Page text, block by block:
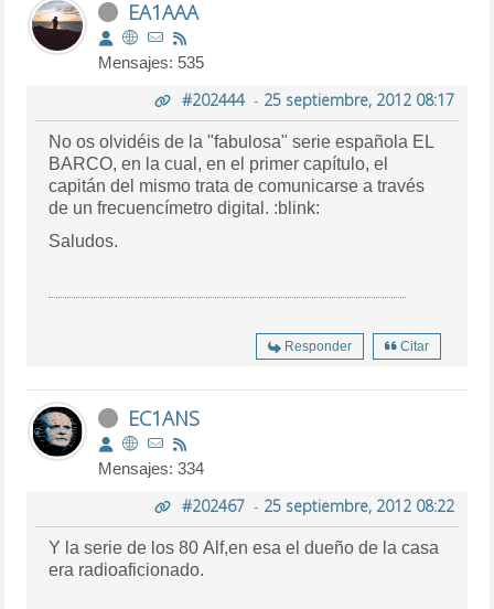
EA1AAA
Mensajes: 535
#202444- 25 septiembre, 2012 08:17
No os olvidéis de la "fabulosa" serie española EL
BARCO, en la cual, en el primer capítulo, el
capitán del mismo trata de comunicarse a través
de un frecuencímetro digital. :blink:
Saludos.
Responder Citar
EC1ANS
Mensajes: 334
#202467- 25 septiembre, 2012 08:22
Y la serie de los 80 Alf,en esa el dueño de la casa
era radioaficionado.